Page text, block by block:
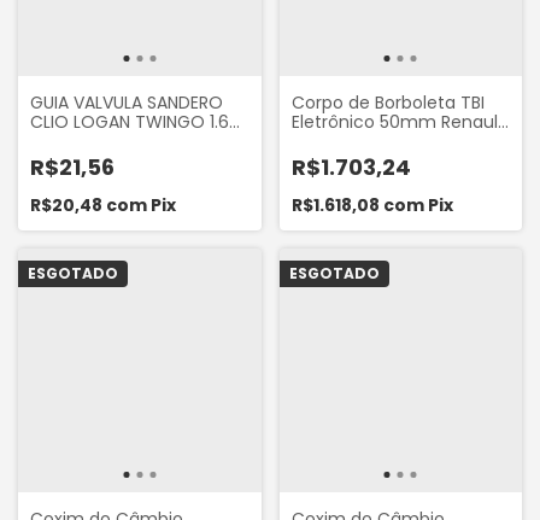
GUIA VALVULA SANDERO
CLIO LOGAN TWINGO 1.6
R$21,56
R$20,48 com Pix
Corpo de Borboleta TBI
Eletrônico 50mm Renault
Logan 1.6 16V 2016-2023
Duster 1.6 16V 2016-2025
Oroch 1.6 16V 2016-2024
Captur 1.6 16V 2016-2023
Original Renault
161205601R
R$1.703,24
R$1.618,08 com Pix
ESGOTADO ESGOTADO